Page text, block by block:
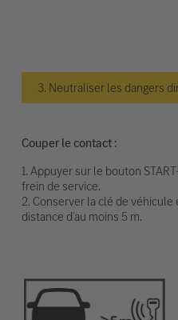
3. Neutraliser les dangers
Couper le contact :
1. Appuyer sur le bouton
frein de service.
2. Conserver la clé de
distance d’au moins 5 m.